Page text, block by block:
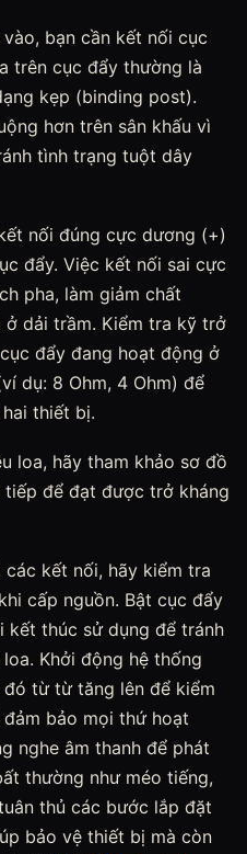
bạn cần kết nối cục
trên cục đẩy thường là
kẹp (binding post).
hơn trên sân khấu vì
tình trạng tuột dây
nối đúng cực dương (+)
đẩy. Việc kết nối sai cực
pha, làm giảm chất
ở dải trầm. Kiểm tra kỹ trở
đẩy đang hoạt động ở
dụ: 8 Ohm, 4 Ohm) để
thiết bị.
loa, hãy tham khảo sơ đồ
để đạt được trở kháng
kết nối, hãy kiểm tra
cấp nguồn. Bật cục đẩy
kết thúc sử dụng để tránh
Khởi động hệ thống
từ từ tăng lên để kiểm
bảo mọi thứ hoạt
nghe âm thanh để phát
thường như méo tiếng,
thủ các bước lắp đặt
bảo vệ thiết bị mà còn